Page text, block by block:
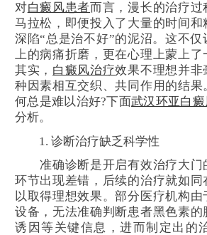
对白癜风患者而言，漫长的治疗
马拉松，即便投入了大量的时间和
深陷“总是治不好”的泥沼。这不
上的病痛折磨，更在心理上蒙上了
其实， 白癜风治疗效果不理想并非
种因素相互交织、共同作用的结果
何总是难以治好?下面武汉环亚白
分析。
1. 诊断治疗缺乏科学性
准确诊断是开启有效治疗大门
环节出现差错，后续的治疗就如
以取得理想效果。部分医疗机构由
设备，无法准确判断患者黑色素的
诱因等关键信息，进而制定出的